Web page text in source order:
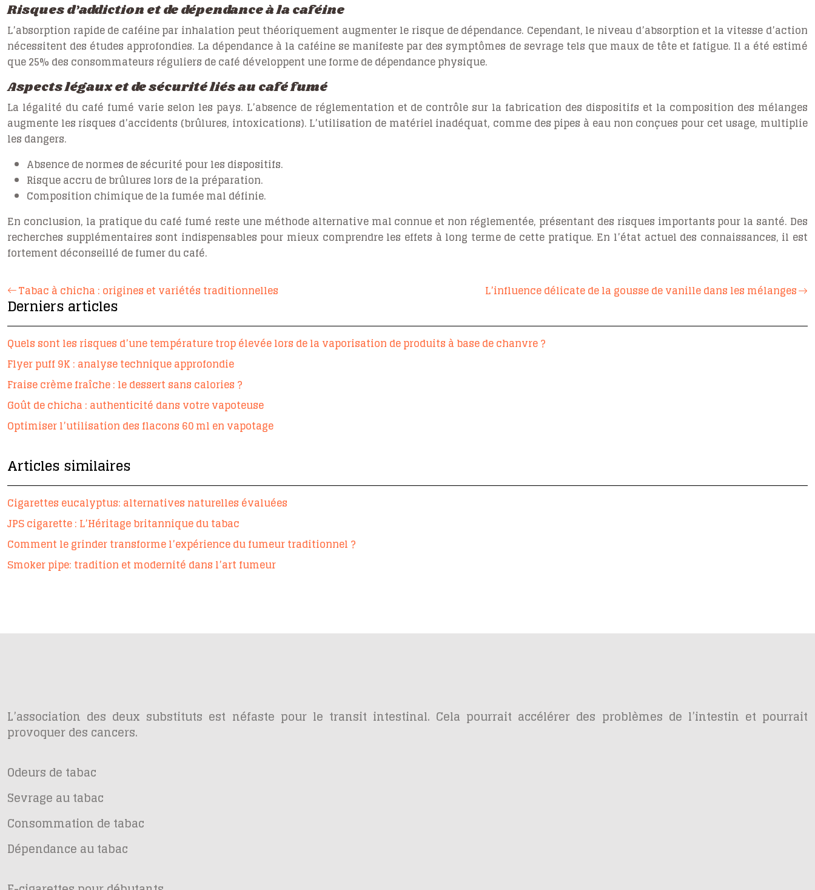
Risques d’addiction et de dépendance à la caféine
L’absorption rapide de caféine par inhalation peut théoriquement augmenter le risque de dépendance. Cependant, le niveau d’absorption et la vitesse d’action
nécessitent des études approfondies. La dépendance à la caféine se manifeste par des symptômes de sevrage tels que maux de tête et fatigue. Il a été estimé
que 25% des consommateurs réguliers de café développent une forme de dépendance physique.
Aspects légaux et de sécurité liés au café fumé
La légalité du café fumé varie selon les pays. L’absence de réglementation et de contrôle sur la fabrication des dispositifs et la composition des mélanges
augmente les risques d’accidents (brûlures, intoxications). L’utilisation de matériel inadéquat, comme des pipes à eau non conçues pour cet usage, multiplie
les dangers.
Absence de normes de sécurité pour les dispositifs.
Risque accru de brûlures lors de la préparation.
Composition chimique de la fumée mal définie.
En conclusion, la pratique du café fumé reste une méthode alternative mal connue et non réglementée, présentant des risques importants pour la santé. Des
recherches supplémentaires sont indispensables pour mieux comprendre les effets à long terme de cette pratique. En l’état actuel des connaissances, il est
fortement déconseillé de fumer du café.
Tabac à chicha : origines et variétés traditionnelles L’influence délicate de la gousse de vanille dans les mélanges
Derniers articles
Quels sont les risques d’une température trop élevée lors de la vaporisation de produits à base de chanvre ?
Flyer puff 9K : analyse technique approfondie
Fraise crème fraîche : le dessert sans calories ?
Goût de chicha : authenticité dans votre vapoteuse
Optimiser l’utilisation des flacons 60 ml en vapotage
Articles similaires
Cigarettes eucalyptus: alternatives naturelles évaluées
JPS cigarette : L’Héritage britannique du tabac
Comment le grinder transforme l’expérience du fumeur traditionnel ?
Smoker pipe: tradition et modernité dans l’art fumeur
L’association des deux substituts est néfaste pour le transit intestinal. Cela pourrait accélérer des problèmes de l’intestin et pourrait
provoquer des cancers.
Odeurs de tabac
Sevrage au tabac
Consommation de tabac
Dépendance au tabac